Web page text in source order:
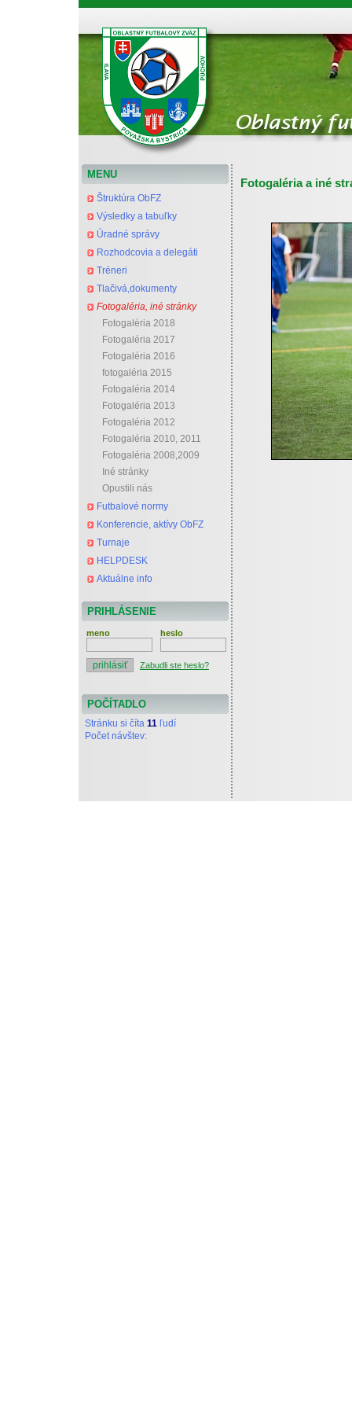
MENU
Štruktúra ObFZ
Výsledky a tabuľky
Úradné správy
Rozhodcovia a delegáti
Tréneri
Tlačivá,dokumenty
Fotogaléria, iné stránky
Fotogaléria 2018
Fotogaléria 2017
Fotogaléria 2016
fotogaléria 2015
Fotogaléria 2014
Fotogaléria 2013
Fotogaléria 2012
Fotogaléria 2010, 2011
Fotogaléria 2008,2009
Iné stránky
Opustili nás
Futbalové normy
Konferencie, aktívy ObFZ
Turnaje
HELPDESK
Aktuálne info
PRIHLÁSENIE
meno heslo
Zabudli ste heslo?
POČÍTADLO
Stránku si číta 11 ľudí
Počet návštev:
Fotogaléria a iné